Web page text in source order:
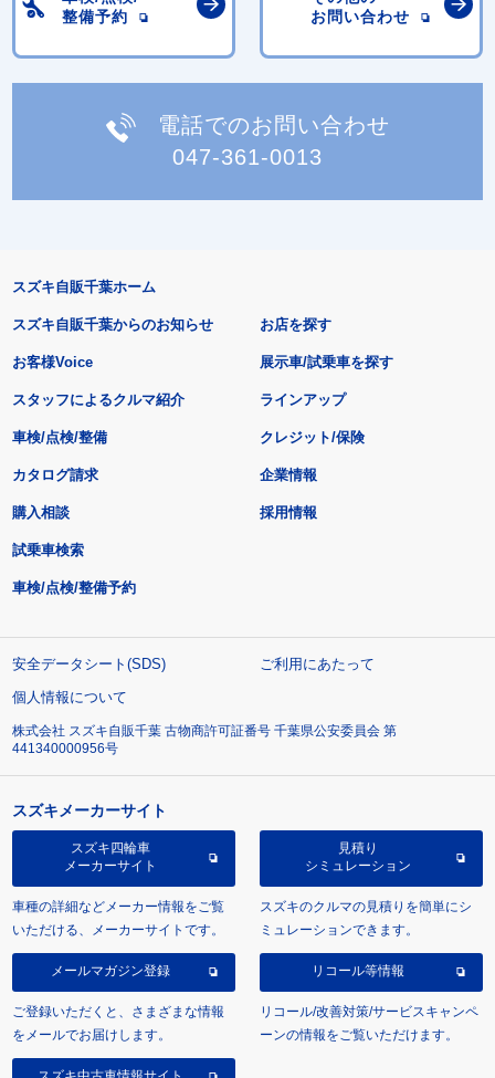
整備予約
お問い合わせ
電話でのお問い合わせ
047-361-0013
スズキ自販千葉ホーム
スズキ自販千葉からのお知らせ
お客様Voice
スタッフによるクルマ紹介
お店を探す
展示車/試乗車を探す
ラインアップ
車検/点検/整備 クレジット/保険
カタログ請求
購入相談
試乗車検索
車検/点検/整備予約
企業情報
採用情報
安全データシート(SDS)
ご利用にあたって
個人情報について
株式会社 スズキ自販千葉 古物商許可証番号 千葉県公安委員会 第
441340000956号
スズキメーカーサイト
スズキ四輪車
メーカーサイト
車種の詳細などメーカー情報をご覧
いただける、メーカーサイトです。
見積り
シミュレーション
スズキのクルマの見積りを簡単にシ
ミュレーションできます。
メールマガジン登録
ご登録いただくと、さまざまな情報
をメールでお届けします。
リコール等情報
リコール/改善対策/サービスキャンペ
ーンの情報をご覧いただけます。